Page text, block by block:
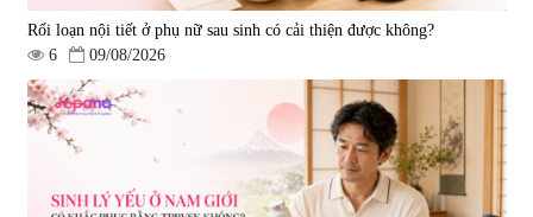
Tẩy tế bào chết Nichiei Bussan
Nano NMN+ Peeling Gel
1.490.000 đ
Viên uống hỗ trợ bền thành
mạch, ngừa tai biến Elastin Plus
& Nattokinase Hokoen 80 viên
|0
980.000 đ
Rối loạn nội tiết ở phụ nữ sau sinh có cải thiện được không?
6
09/08/2026